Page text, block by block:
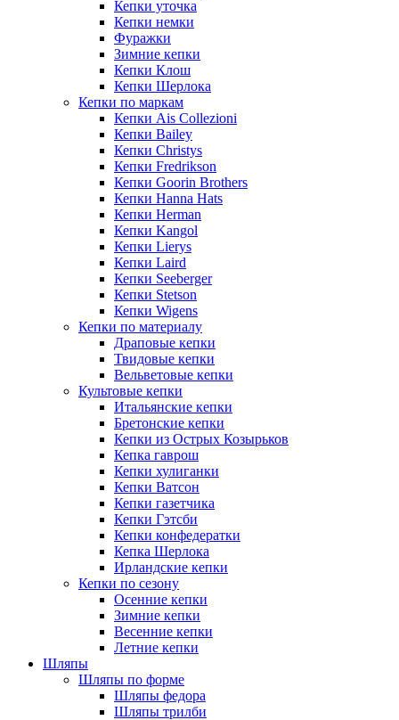
Кепки уточка
Кепки немки
Фуражки
Зимние кепки
Кепки Клош
Кепки Шерлока
Кепки по маркам
Кепки Ais Collezioni
Кепки Bailey
Кепки Christys
Кепки Fredrikson
Кепки Goorin Brothers
Кепки Hanna Hats
Кепки Herman
Кепки Kangol
Кепки Lierys
Кепки Laird
Кепки Seeberger
Кепки Stetson
Кепки Wigens
Кепки по материалу
Драповые кепки
Твидовые кепки
Вельветовые кепки
Культовые кепки
Итальянские кепки
Бретонские кепки
Кепки из Острых Козырьков
Кепка гаврош
Кепки хулиганки
Кепки Ватсон
Кепки газетчика
Кепки Гэтсби
Кепки конфедератки
Кепка Шерлока
Ирландские кепки
Кепки по сезону
Осенние кепки
Зимние кепки
Весенние кепки
Летние кепки
Шляпы
Шляпы по форме
Шляпы федора
Шляпы трилби